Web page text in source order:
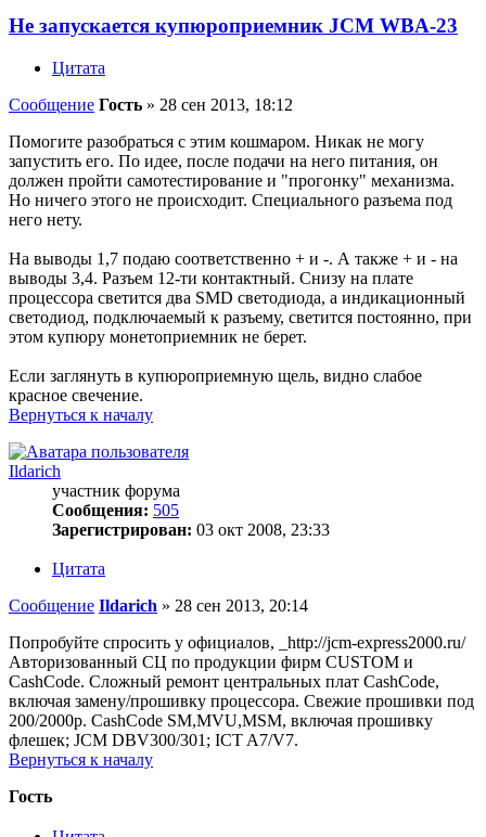
Не запускается купюроприемник JCM WBA-23
Цитата
Сообщение Гость » 28 сен 2013, 18:12
Помогите разобраться с этим кошмаром. Никак не могу
запустить его. По идее, после подачи на него питания, он
должен пройти самотестирование и "прогонку" механизма.
Но ничего этого не происходит. Специального разъема под
него нету.
На выводы 1,7 подаю соответственно + и -. А также + и - на
выводы 3,4. Разъем 12-ти контактный. Снизу на плате
процессора светится два SMD светодиода, а индикационный
светодиод, подключаемый к разъему, светится постоянно, при
этом купюру монетоприемник не берет.
Если заглянуть в купюроприемную щель, видно слабое
красное свечение.
Вернуться к началу
Ildarich
участник форума
Сообщения: 505
Зарегистрирован: 03 окт 2008, 23:33
Цитата
Сообщение Ildarich » 28 сен 2013, 20:14
Попробуйте спросить у официалов, _http://jcm-express2000.ru/
Авторизованный СЦ по продукции фирм CUSTOM и
CashCode. Сложный ремонт центральных плат CashCode,
включая замену/прошивку процессора. Свежие прошивки под
200/2000р. CashCode SM,MVU,MSM, включая прошивку
флешек; JCM DBV300/301; ICT A7/V7.
Вернуться к началу
Гость